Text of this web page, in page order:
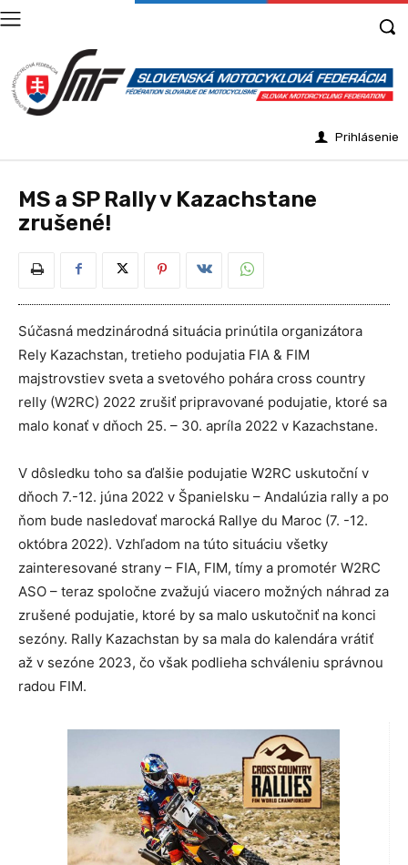
Prihlásenie
MS a SP Rally v Kazachstane
zrušené!
Súčasná medzinárodná situácia prinútila organizátora
Rely Kazachstan, tretieho podujatia FIA & FIM
majstrovstiev sveta a svetového pohára cross country
relly (W2RC) 2022 zrušiť pripravované podujatie, ktoré sa
malo konať v dňoch 25. – 30. apríla 2022 v Kazachstane.
V dôsledku toho sa ďalšie podujatie W2RC uskutoční v
dňoch 7.-12. júna 2022 v Španielsku – Andalúzia rally a po
ňom bude nasledovať marocká Rallye du Maroc (7. -12.
októbra 2022). Vzhľadom na túto situáciu všetky
zainteresované strany – FIA, FIM, tímy a promotér W2RC
ASO – teraz spoločne zvažujú viacero možných náhrad za
zrušené podujatie, ktoré by sa malo uskutočniť na konci
sezóny. Rally Kazachstan by sa mala do kalendára vrátiť
až v sezóne 2023, čo však podlieha schváleniu správnou
radou FIM.